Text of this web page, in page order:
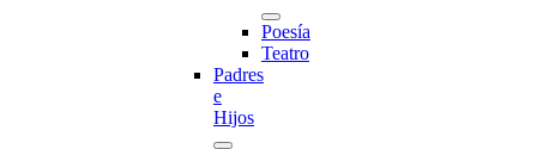
Poesía
Teatro
Padres
e
Hijos